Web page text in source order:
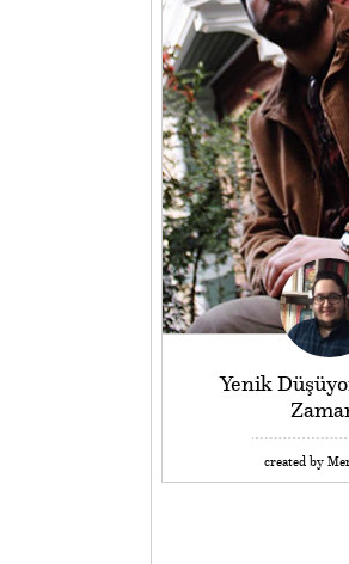
Yenik
created by